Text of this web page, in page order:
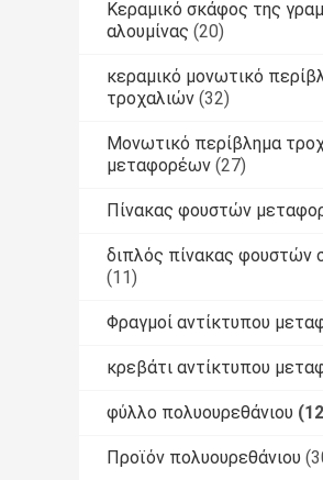
Κεραμικό σκάφος της
αλουμίνας (20)
κεραμικό μονωτικό
τροχαλιών (32)
Μονωτικό περίβλημα
μεταφορέων (27)
Πίνακας φουστών
διπλός πίνακας φουστών
(11)
Φραγμοί αντίκτυπου
κρεβάτι αντίκτυπου
φύλλο πολυουρεθάνιου
Προϊόν πολυουρεθάνιου